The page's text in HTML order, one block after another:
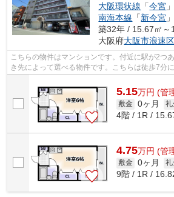
大阪環状線 「今宮
南海本線 「新今宮
築32年 / 15.67㎡～
大阪府大阪市浪速区
こちらの物件はマンションです。付近に駅が2つ
き先によって選べる物件です。こちらは徒歩7分
部には敷地内ごみ置き場・エレベータな...
5.15万円 (管
敷金 0ヶ月
4階 / 1R /
4.75万円 (管
敷金 0ヶ月
9階 / 1R /